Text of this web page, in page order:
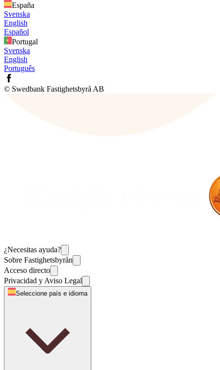
España
Svenska
English
Español
Portugal
Svenska
English
Português
© Swedbank Fastighetsbyrå AB
¿Necesitas ayuda?
Sobre Fastighetsbyrån
Acceso directo
Privacidad y Aviso Legal
Seleccione país e idioma